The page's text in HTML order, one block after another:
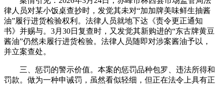
律人员对某小饭桌查抄时，发觉其未对“加加牌美味鲜生抽酱
油”履行进货检验权利。法律人员就地下达《责令更正通知
书》并赐与。3月30日复查时，又发觉其新购进的“东古牌黄豆
酱油”仍然未履行进货检验。法律人员随即对涉案酱油予以，
并立案查处。
三、惩罚的警示价值。本案的惩罚品种包罗、违法所得和
罚款。做为一种申诫罚，虽然看似轻细，但正在法令上具有正